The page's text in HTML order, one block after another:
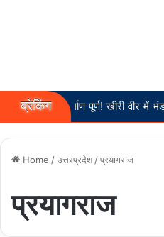
ब्रेकिंग
मंदिर निर्माण पूर्ण! खीरी वीर में भंडारा आज
Home /उत्तरप्रदेश /प्रयागराज
प्रयागराज